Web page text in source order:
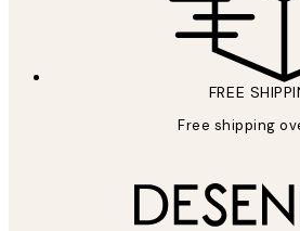
FREE
Free shipping